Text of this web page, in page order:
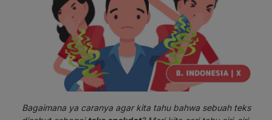
Bagaimana ya caranya agar kita tahu bahwa sebuah teks